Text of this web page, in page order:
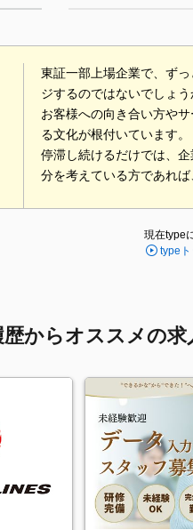
東証一部上場企業で、ず
ジするのではないでしょう
お客様への向き合い方や
る文化が根付いています。
停滞し続けるだけでは、
分を考えている方であれ
現在type
type
からオススメの求